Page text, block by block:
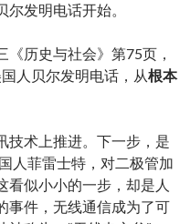
发明电话开始。
历史与社会》第75页，
人贝尔发明电话，从根本
技术上推进。下一步，是
人菲雷士特，对二极管加
看似小小的一步，却是人
事件，无线通信成为了可